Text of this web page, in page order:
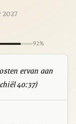
2027
92%
ervan aan
40:37)